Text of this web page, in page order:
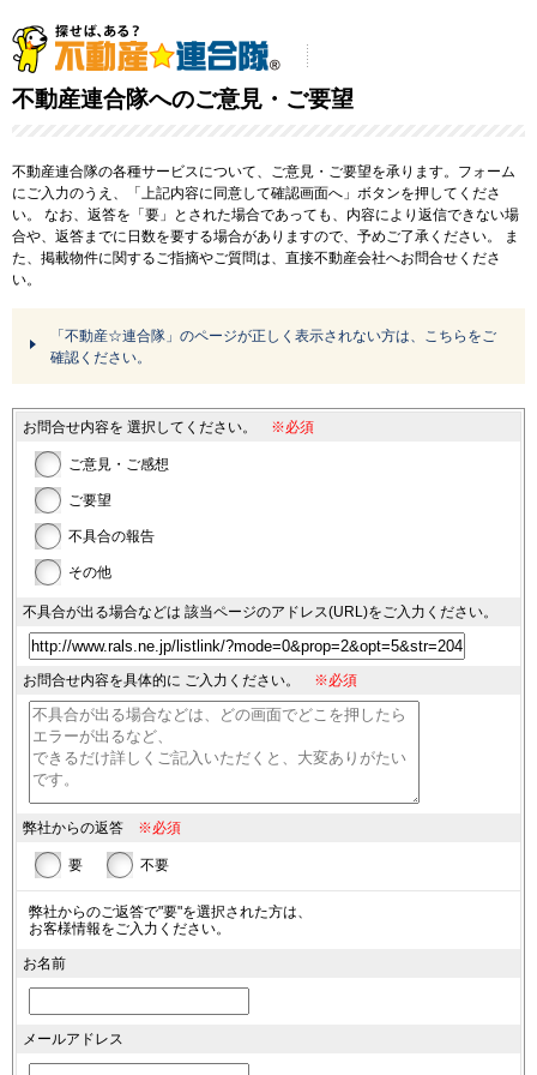
不動産連合隊へのご意見・ご要望
不動産連合隊の各種サービスについて、ご意見・ご要望を承ります。フォーム
にご入力のうえ、「上記内容に同意して確認画面へ」ボタンを押してくださ
い。
なお、返答を「要」とされた場合であっても、内容により返信できない場
合や、返答までに日数を要する場合がありますので、予めご了承ください。
ま
た、掲載物件に関するご指摘やご質問は、直接不動産会社へお問合せくださ
い。
「不動産☆連合隊」のページが正しく表示されない方は、こちらをご
確認ください。
お問合せ内容を 選択してください。 ※必須
ご意見・ご感想
ご要望
不具合の報告
その他
不具合が出る場合などは 該当ページのアドレス(URL)をご入力ください。
お問合せ内容を具体的に ご入力ください。 ※必須
弊社からの返答 ※必須
要 不要
弊社からのご返答で"要"を選択された方は、
お客様情報をご入力ください。
お名前
メールアドレス